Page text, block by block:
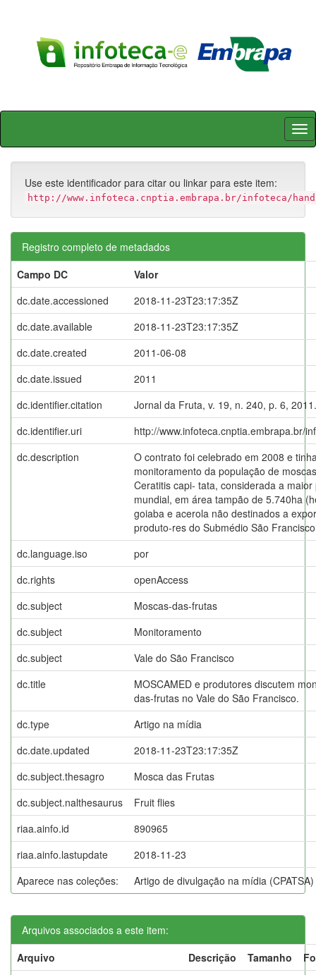
Skip
Use este identificador para citar ou linkar para este item:
http://www.infoteca.cnptia.embrapa.br/infoteca/
Registro completo de metadados
Campo DC
Valor
dc.date.accessioned
2018-11-23T23:17:35Z
dc.date.available
2018-11-23T23:17:35Z
dc.date.created
2011-06-08
dc.date.issued
2011
dc.identifier.citation
Jornal da Fruta, v. 19, n. 240, p. 6, 2011.
dc.identifier.uri
http://www.infoteca.cnptia.embrapa.br/
dc.description
O contrato foi celebrado em 2008 e
monitoramento da população de
Ceratitis capi- tata, considerada a
mundial, em área tampão de 5.740ha
goiaba e acerola não destinados a
produto-res do Submédio São
dc.language.iso
por
dc.rights
openAccess
dc.subject
Moscas-das-frutas
dc.subject
Monitoramento
dc.subject
Vale do São Francisco
dc.title
MOSCAMED e produtores discutem
das-frutas no Vale do São Francisco.
dc.type
Artigo na mídia
dc.date.updated
2018-11-23T23:17:35Z
dc.subject.thesagro
Mosca das Frutas
dc.subject.nalthesaurus
Fruit flies
riaa.ainfo.id
890965
riaa.ainfo.lastupdate
2018-11-23
Aparece nas coleções:
Artigo de divulgação na mídia (CPATSA)
Arquivos associados a este item:
Arquivo
Descrição Tamanho